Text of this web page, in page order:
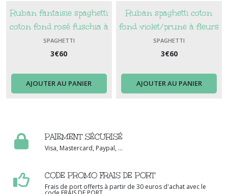
Ruban fantaisie spaghetti
coton fond rosé fuschia à
étoiles rose clair (107)
SPAGHETTI
3€60
AJOUTER AU PANIER
Ruban spaghetti coton
fond violet/prune à fleurs
crème
SPAGHETTI
3€60
AJOUTER AU PANIER
PAIEMENT SÉCURISÉ
Visa, Mastercard, Paypal, ...
CODE PROMO FRAIS DE PORT
Frais de port offerts à partir de 30 euros d'achat avec le